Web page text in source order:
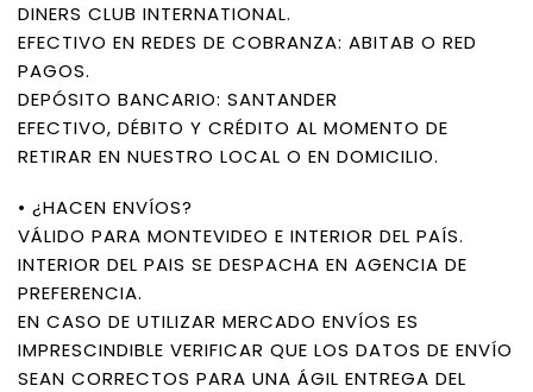
DINERS CLUB INTERNATIONAL.
EFECTIVO EN REDES DE COBRANZA: ABITAB O RED
PAGOS.
DEPÓSITO BANCARIO: SANTANDER
EFECTIVO, DÉBITO Y CRÉDITO AL MOMENTO DE
RETIRAR EN NUESTRO LOCAL O EN DOMICILIO.
• ¿HACEN ENVÍOS?
VÁLIDO PARA MONTEVIDEO E INTERIOR DEL PAÍS.
INTERIOR DEL PAIS SE DESPACHA EN AGENCIA DE
PREFERENCIA.
EN CASO DE UTILIZAR MERCADO ENVÍOS ES
IMPRESCINDIBLE VERIFICAR QUE LOS DATOS DE ENVÍO
SEAN CORRECTOS PARA UNA ÁGIL ENTREGA DEL